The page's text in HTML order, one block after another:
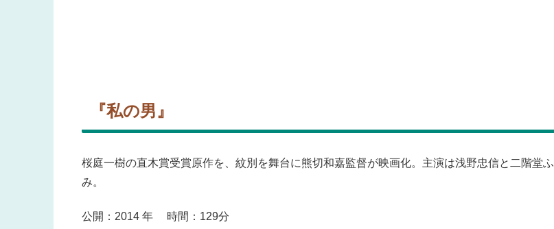
『私の男』
桜庭一樹の直木賞受賞原作を、紋別を舞台に熊切和嘉監督が映画化。主演は浅野忠信と二階堂ふ
み。
公開：2014 年 時間：129分